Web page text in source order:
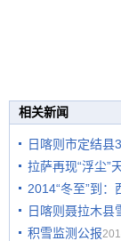
相关新闻
日喀则市定结县
拉萨再现“浮尘”
2014“冬至”到
日喀则聂拉木县
积雪监测公报